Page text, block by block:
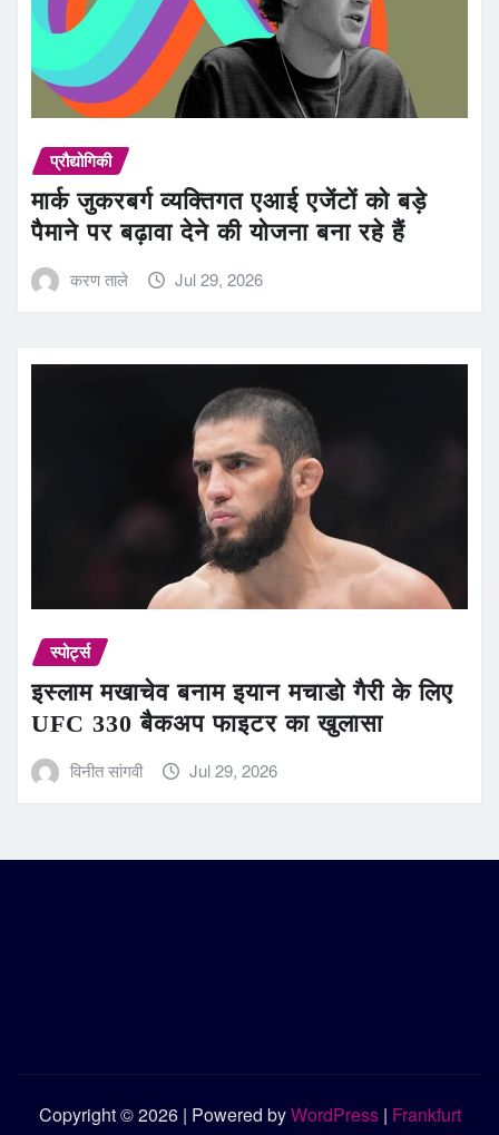
प्रौद्योगिकी
मार्क जुकरबर्ग व्यक्तिगत एआई एजेंटों को बड़े
पैमाने पर बढ़ावा देने की योजना बना रहे हैं
करण ताले Jul 29, 2026
स्पोर्ट्स
इस्लाम मखाचेव बनाम इयान मचाडो गैरी के लिए
UFC 330 बैकअप फाइटर का खुलासा
विनीत सांगवी Jul 29, 2026
Copyright © 2026 | Powered byWordPress | Frankfurt